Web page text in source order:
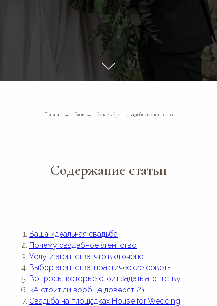
Главная → Блог → Как выбрать свадебное агентство
Содержание статьи
Ваша идеальная свадьба
Почему свадебное агентство
Услуги агентства: что включено
Выбор агентства: практические советы
Вопросы, которые стоит задать агентству
«А стоит ли вообще доверять?»
Свадьба на площадках House for Wedding